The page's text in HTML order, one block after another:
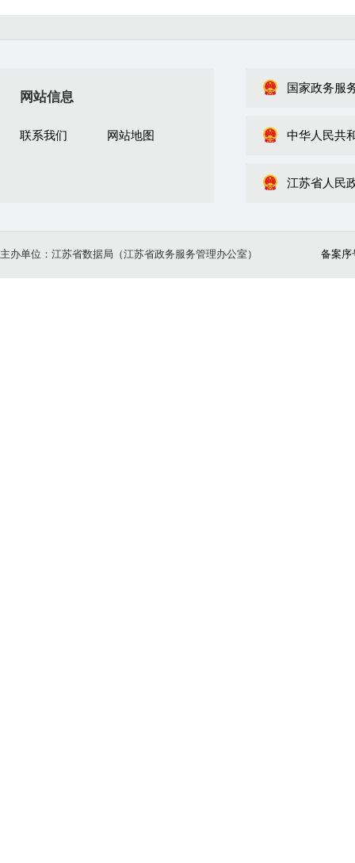
网站信息
联系我们 网站地图
国家政务服
中华人民共
江苏省人民
主办单位：江苏省数据局（江苏省政务服务管理办公室） 备案序